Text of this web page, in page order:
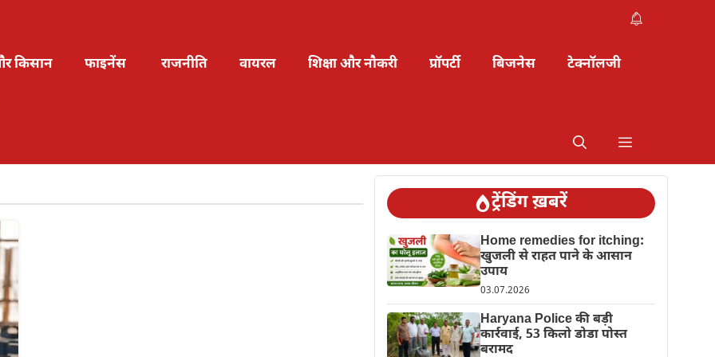
किसान फाइनेंस राजनीति वायरल शिक्षा और नौकरी प्रॉपर्टी बिजनेस टेक्नॉलजी
ट्रेंडिंग ख़बरें
Home remedies for itching:
खुजली से राहत पाने के आसान
उपाय
03.07.2026
Haryana Police की बड़ी
कार्रवाई, 53 किलो डोडा पोस्त
बरामद